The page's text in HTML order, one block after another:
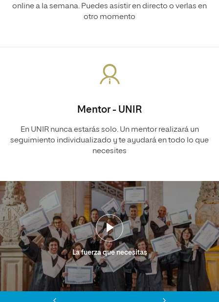
online a la semana. Puedes asistir en directo o verlas en
otro momento
Mentor - UNIR
En UNIR nunca estarás solo. Un mentor realizará un
seguimiento individualizado y te ayudará en todo lo que
necesites
La fuerza que necesitas